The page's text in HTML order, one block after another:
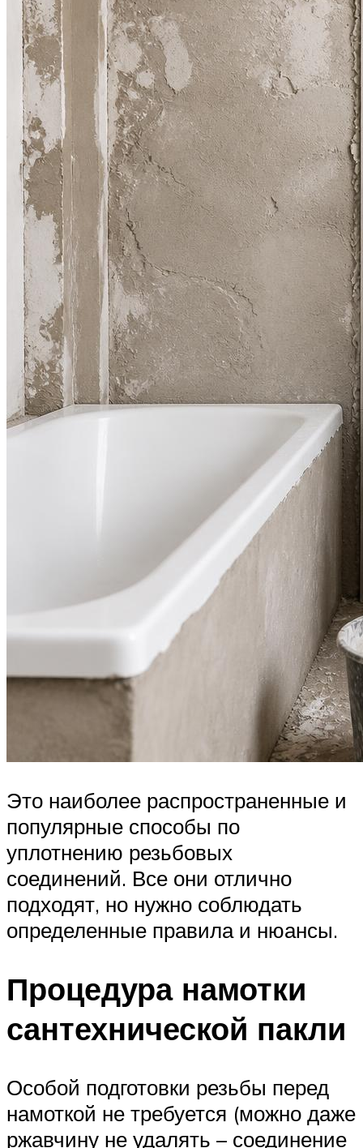
Это наиболее распространенные и
популярные способы по
уплотнению резьбовых
соединений. Все они отлично
подходят, но нужно соблюдать
определенные правила и нюансы.
Процедура намотки
сантехнической пакли
Особой подготовки резьбы перед
намоткой не требуется (можно даже
ржавчину не удалять – соединение